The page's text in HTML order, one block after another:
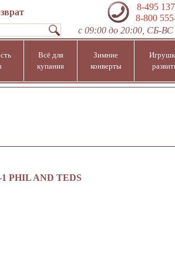
8-495
8-800
с 09:00 до 20:00, СБ-ВС
Всё для
купания
Зимние
конверты
AND TEDS